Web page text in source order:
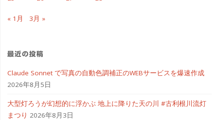
« 1月 3月 »
最近の投稿
Claude Sonnet で写真の自動色調補正のWEBサービスを爆速作成
2026年8月5日
大型灯ろうが幻想的に浮かぶ 地上に降りた天の川 #古利根川流灯
まつり 2026年8月3日